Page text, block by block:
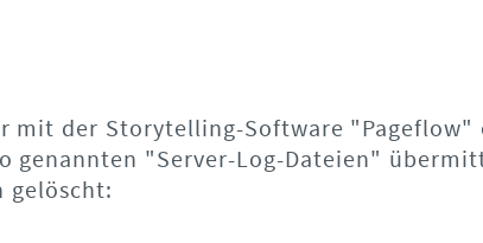
mit der Storytelling-Software
genannten "Server-Log-Dateien"
gelöscht: